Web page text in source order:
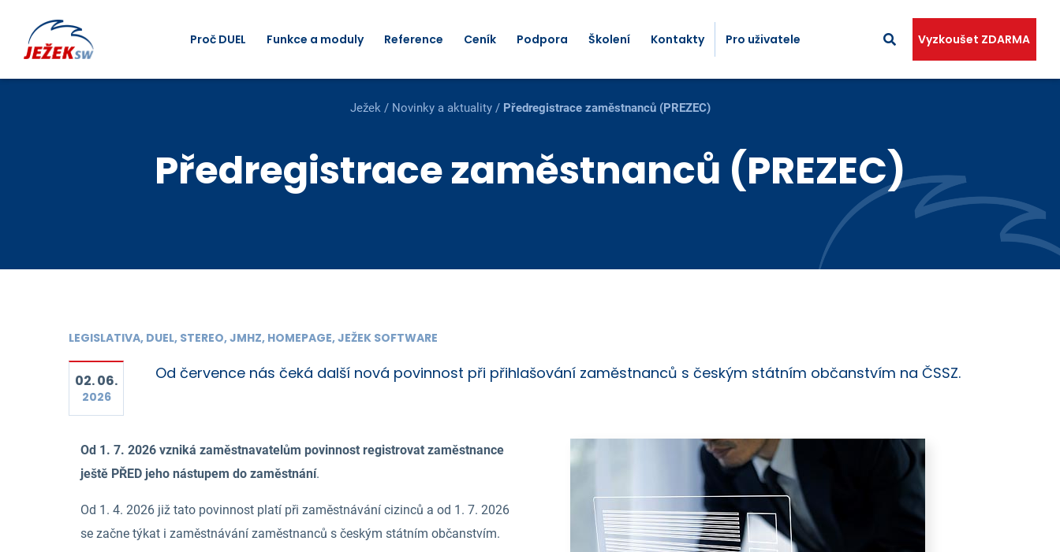
Proč DUEL Funkce a moduly Reference Ceník Podpora Školení Kontakty Pro uživatele Vyzkoušet ZDARMA
Ježek/ Novinky a aktuality/ Předregistrace zaměstnanců (PREZEC)
Předregistrace zaměstnanců (PREZEC)
LEGISLATIVA, DUEL, STEREO, JMHZ, HOMEPAGE, JEŽEK SOFTWARE
02. 06.
2026
Od července nás čeká další nová povinnost při přihlašování zaměstnanců s českým státním občanstvím na ČSSZ.
Od 1. 7. 2026 vzniká zaměstnavatelům povinnost registrovat zaměstnance
ještě PŘED jeho nástupem do zaměstnání.
Od 1. 4. 2026 již tato povinnost platí při zaměstnávání cizinců a od 1. 7. 2026
se začne týkat i zaměstnávání zaměstnanců s českým státním občanstvím.